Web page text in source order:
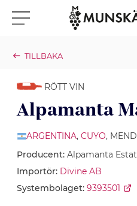
Klicka för meny
TILLBAKA
RÖTT VIN
Alpamanta
ARGENTINA, CUYO,
Producent: Alpamanta
Importör: Divine AB
Systembolaget: 9393501